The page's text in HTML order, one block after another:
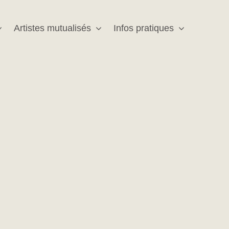
Artistes mutualisés Infos pratiques